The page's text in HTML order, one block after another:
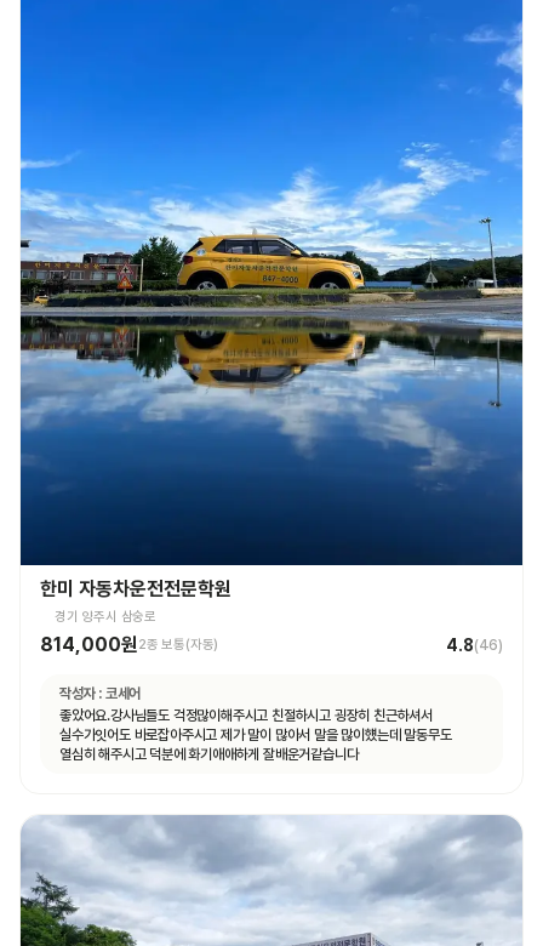
한미 자동차운전전문학원
경기 양주시 삼숭로
814,000원2종 보통(자동) 4.8(46)
작성자 : 코세어
좋았어요.강사님들도 걱정많이해주시고 친절하시고 굉장히 친근하셔서
실수가잇어도 바로잡아주시고 제가 말이 많아서 말을 많이헀는데 말동무도
열심히 해주시고 덕분에 화기애애하게 잘배운거같습니다